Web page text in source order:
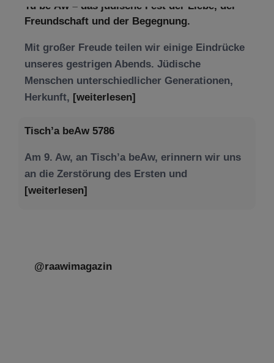
Herkunft,[weiterlesen]
Tisch’a beAw 5786
Am 9. Aw, an Tisch’a beAw, erinnern wir uns
an die Zerstörung des Ersten und
@raawimagazin